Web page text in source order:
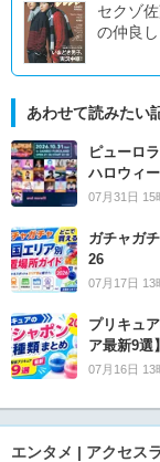
セクゾ
の仲良し
あわせて読みたい
ピューロ
ハロウィ
07月31日 15
ガチャガ
26
07月17日 13
プリキュ
ア最新9選】
07月16日 13
エンタメ | アクセス